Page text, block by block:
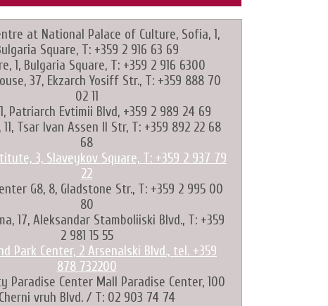
at National Palace of Culture, Sofia, 1,
Square, T: +359 2 916 63 69
1, Bulgaria Square, T: +359 2 916 6300
37, Ekzarch Yosiff Str., T: +359 888 70
02 11
Patriarch Evtimii Blvd, +359 2 989 24 69
Tsar Ivan Assen II Str, T: +359 892 22 68
68
3, Slaveykov Square, T: +359 2 937 79
22
G8, 8, Gladstone Str., T: +359 2 995 00
80
17, Aleksandar Stamboliiski Blvd., T: +359
2 981 15 55
Park Center, 2 Arsenalski Blvd., tel. +359
878 732200
Paradise Center Mall Paradise Center, 100
Cherni vruh Blvd. / T: 02 903 74 74